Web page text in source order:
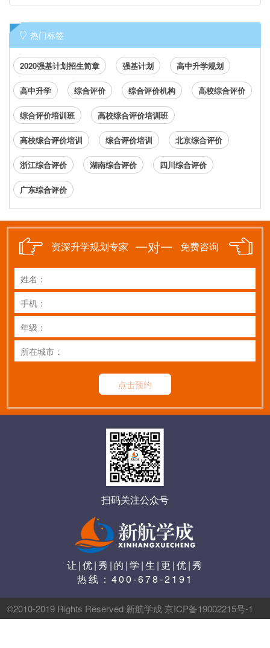
热门标签
2020强基计划招生简章 强基计划 高中升学规划
高中升学 综合评价 综合评价机构 高校综合评价
综合评价培训班 高校综合评价培训班
高校综合评价培训 综合评价培训 北京综合评价
浙江综合评价 湖南综合评价 四川综合评价
广东综合评价
资深升学规划专家 一对一 免费咨询
点击预约
扫码关注公众号
让|优|秀|的|学|生|更|优|秀
热线： 400-678-2191
©2010-2019 Rights Reserved 新航学成 京ICP备19002215号-1